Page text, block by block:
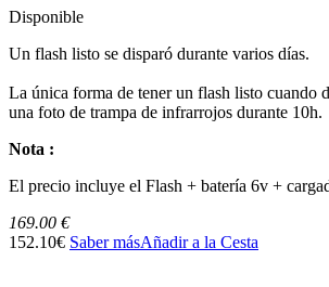
Disponible
Un flash listo se disparó durante varios días.
La única forma de tener un flash listo cuando
una foto de trampa de infrarrojos durante 10h.
Nota :
El precio incluye el Flash + batería 6v +
169.00 €
152.10€ Saber másAñadir a la Cesta